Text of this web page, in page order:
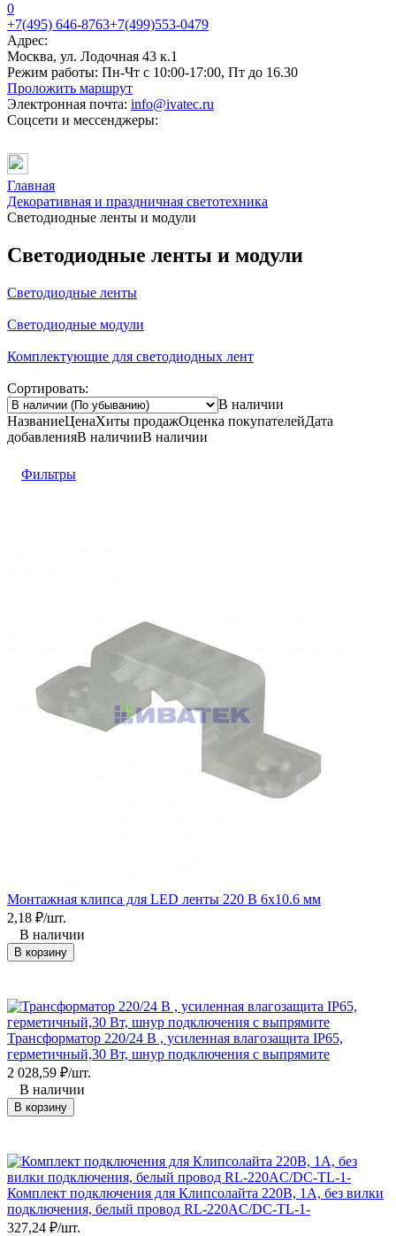
0
+7(495) 646-8763+7(499)553-0479
Адрес:
Москва, ул. Лодочная 43 к.1
Режим работы: Пн-Чт с 10:00-17:00, Пт до 16.30
Проложить маршрут
Электронная почта: info@ivatec.ru
Соцсети и мессенджеры:
Главная
Декоративная и праздничная светотехника
Светодиодные ленты и модули
Светодиодные ленты и модули
Светодиодные ленты
Светодиодные модули
Комплектующие для светодиодных лент
Сортировать:
В наличии
НазваниеЦенаХиты продажОценка покупателейДата
добавленияВ наличииВ наличии
Фильтры
Монтажная клипса для LED ленты 220 В 6x10.6 мм
2,18 ₽/шт.
В наличии
В корзину
Трансформатор 220/24 В , усиленная влагозащита IP65,
герметичный,30 Вт, шнур подключения с выпрямите
2 028,59 ₽/шт.
В наличии
В корзину
Комплект подключения для Клипсолайта 220В, 1А, без вилки
подключения, белый провод RL-220AC/DC-TL-1-
327,24 ₽/шт.